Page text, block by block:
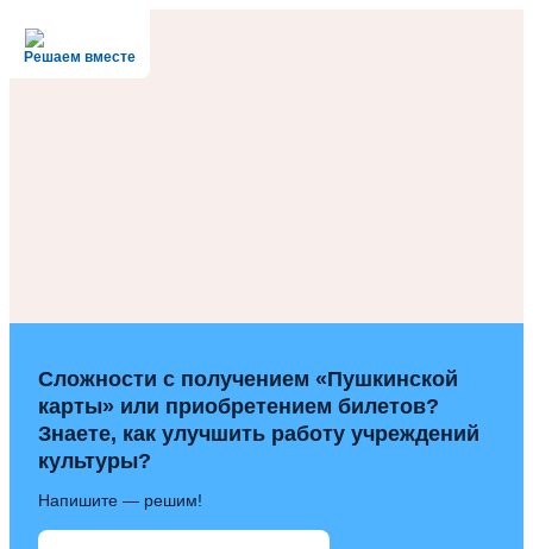
Решаем вместе
Сложности с получением «Пушкинской
карты» или приобретением билетов?
Знаете, как улучшить работу учреждений
культуры?
Напишите — решим!